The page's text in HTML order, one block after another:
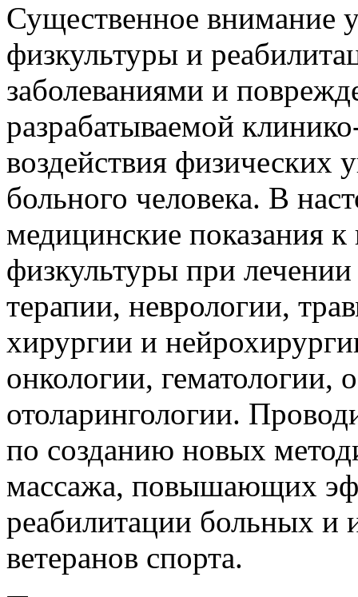
Существенное внимание
физкультуры и
заболеваниями и
разрабатываемой
воздействия физических
больного человека. В
медицинские показания
физкультуры при
терапии, неврологии,
хирургии и
онкологии, гематологии,
отоларингологии.
по созданию новых
массажа, повышающих
реабилитации больных и
ветеранов спорта.